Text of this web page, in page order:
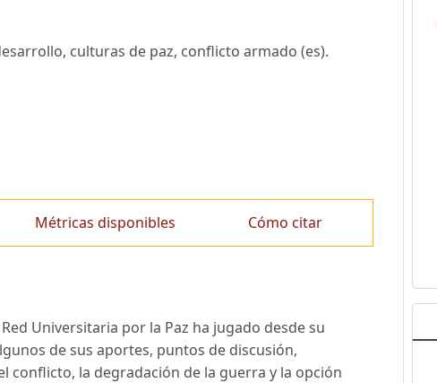
culturas de paz, conflicto armado (es).
Métricas disponibles Cómo citar
Universitaria por la Paz ha jugado desde su
de sus aportes, puntos de discusión,
conflicto, la degradación de la guerra y la opción